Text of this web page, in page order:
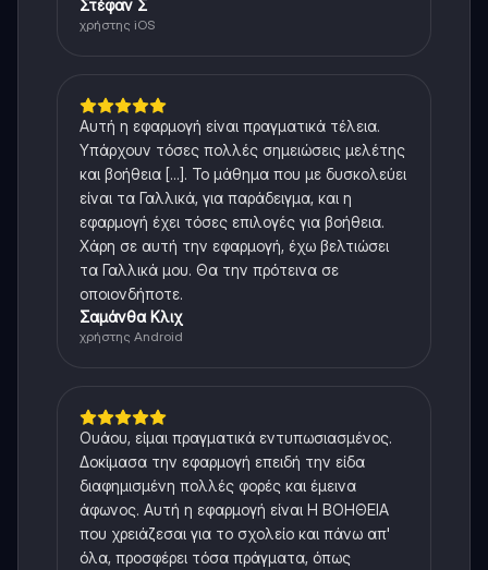
Στέφαν Σ
χρήστης iOS
Αυτή η εφαρμογή είναι πραγματικά τέλεια.
Υπάρχουν τόσες πολλές σημειώσεις μελέτης
και βοήθεια [...]. Το μάθημα που με δυσκολεύει
είναι τα Γαλλικά, για παράδειγμα, και η
εφαρμογή έχει τόσες επιλογές για βοήθεια.
Χάρη σε αυτή την εφαρμογή, έχω βελτιώσει
τα Γαλλικά μου. Θα την πρότεινα σε
οποιονδήποτε.
Σαμάνθα Κλιχ
χρήστης Android
Ουάου, είμαι πραγματικά εντυπωσιασμένος.
Δοκίμασα την εφαρμογή επειδή την είδα
διαφημισμένη πολλές φορές και έμεινα
άφωνος. Αυτή η εφαρμογή είναι Η ΒΟΗΘΕΙΑ
που χρειάζεσαι για το σχολείο και πάνω απ'
όλα, προσφέρει τόσα πράγματα, όπως